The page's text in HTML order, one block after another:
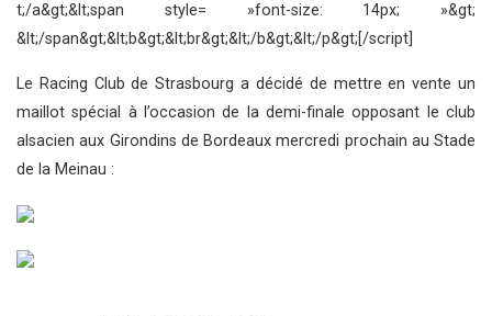
t;/a&gt;&lt;span style= »font-size: 14px; »&gt;
&lt;/span&gt;&lt;b&gt;&lt;br&gt;&lt;/b&gt;&lt;/p&gt;[/script]
Le Racing Club de Strasbourg a décidé de mettre en vente un
maillot spécial à l’occasion de la demi-finale opposant le club
alsacien aux Girondins de Bordeaux mercredi prochain au Stade
de la Meinau :